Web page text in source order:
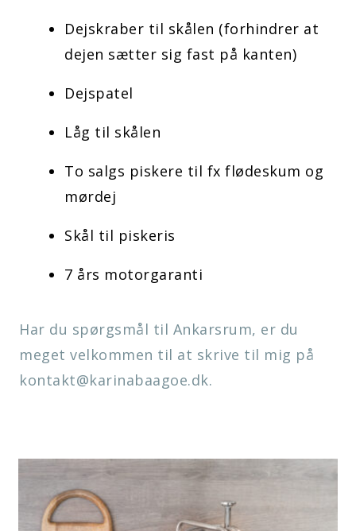
Dejskraber til skålen (forhindrer at
dejen sætter sig fast på kanten)
Dejspatel
Låg til skålen
To salgs piskere til fx flødeskum og
mørdej
Skål til piskeris
7 års motorgaranti
Har du spørgsmål til Ankarsrum, er du
meget velkommen til at skrive til mig på
kontakt@karinabaagoe.dk.